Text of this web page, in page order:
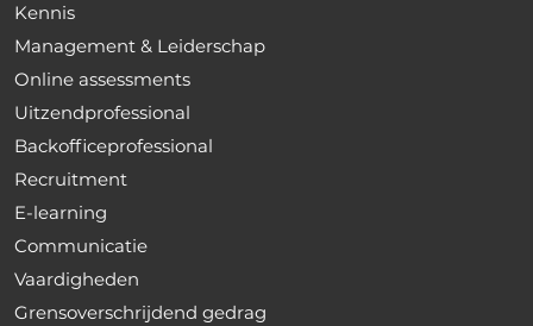
Kennis
Management & Leiderschap
Online assessments
Uitzendprofessional
Backofficeprofessional
Recruitment
E-learning
Communicatie
Vaardigheden
Grensoverschrijdend gedrag